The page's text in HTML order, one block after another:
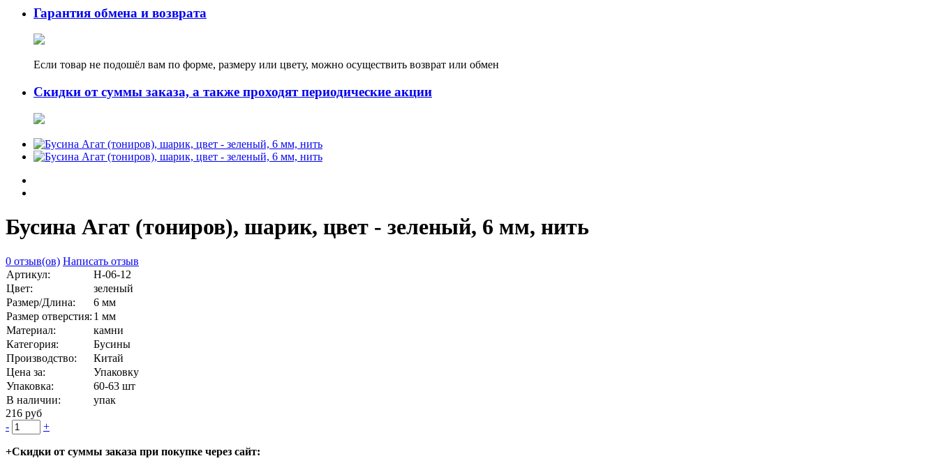
Гарантия обмена и возврата
Если товар не подошёл вам по форме, размеру или цвету, можно осуществить возврат или обмен
Скидки от суммы заказа, а также проходят периодические акции
Бусина Агат (тониров), шарик, цвет - зеленый, 6 мм, нить
0 отзыв(ов) Написать отзыв
Артикул:
Н-06-12
Цвет:
зеленый
Размер/Длина:
6 мм
Размер отверстия: 1 мм
Материал:
камни
Категория:
Бусины
Производство:
Китай
Цена за:
Упаковку
Упаковка:
60-63 шт
В наличии:
упак
216 руб
-
+
+Скидки от суммы заказа при покупке через сайт: